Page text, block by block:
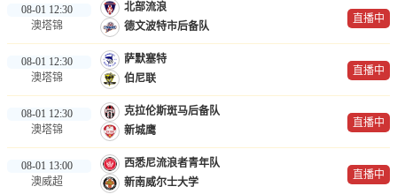
08-01 12:30
澳塔锦
北部流浪
德文波特市后备队
直播中
08-01 12:30
澳塔锦
萨默塞特
伯尼联
直播中
08-01 12:30
澳塔锦
克拉伦斯斑马后备队
新城鹰
直播中
08-01 13:00
澳威超
西悉尼流浪者青年队
新南威尔士大学
直播中